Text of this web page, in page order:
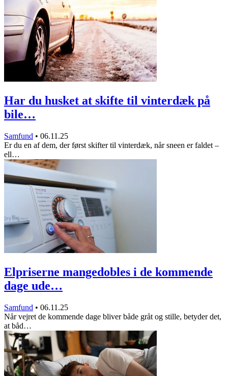
Har du husket at skifte til vinterdæk på
bile…
Samfund • 06.11.25
Er du en af dem, der først skifter til vinterdæk, når sneen er faldet –
ell…
Elpriserne mangedobles i de kommende
dage ude…
Samfund • 06.11.25
Når vejret de kommende dage bliver både gråt og stille, betyder det,
at båd…